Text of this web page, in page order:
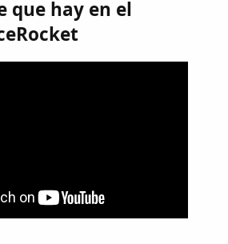
que hay en el